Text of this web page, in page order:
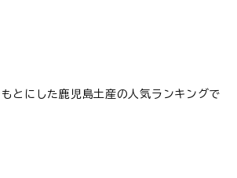
とにした鹿児島土産の人気ランキングで